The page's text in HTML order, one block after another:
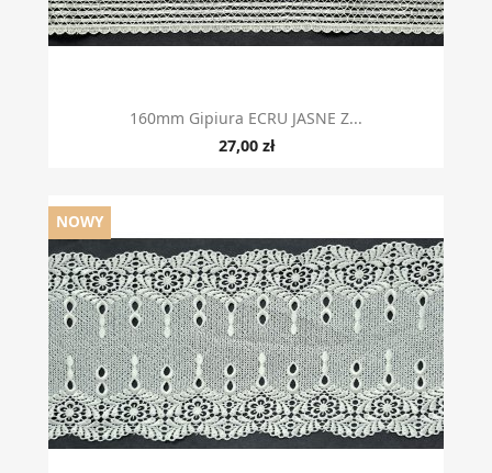
160mm Gipiura ECRU JASNE Z...
27,00 zł
NOWY